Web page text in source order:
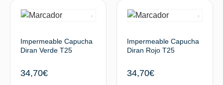
Impermeable Capucha
Diran Verde T25
34,70€
Impermeable Capucha
Diran Rojo T25
34,70€